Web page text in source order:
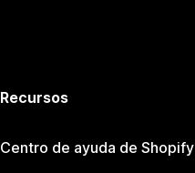
Recursos
Centro de ayuda de Shopify